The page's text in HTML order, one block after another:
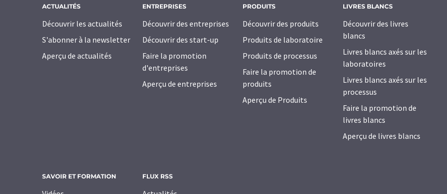
ACTUALITÉS
Découvrir les actualités
S'abonner à la newsletter
Aperçu de actualités
ENTREPRISES
Découvrir des entreprises
Découvrir des start-up
Faire la promotion
d'entreprises
Aperçu de entreprises
PRODUITS
Découvrir des produits
Produits de laboratoire
Produits de processus
Faire la promotion de
produits
Aperçu de Produits
LIVRES BLANCS
Découvrir des livres
blancs
Livres blancs axés sur les
laboratoires
Livres blancs axés sur les
processus
Faire la promotion de
livres blancs
Aperçu de livres blancs
SAVOIR ET FORMATION FLUX RSS